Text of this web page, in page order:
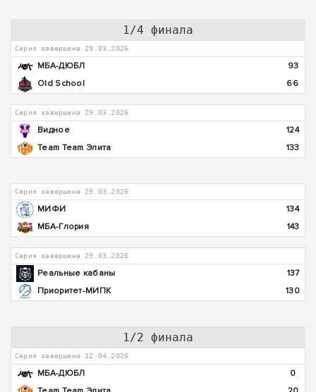
1/4 финала
Серия завершена 29.03.2026
МБА-ДЮБЛ
93
Old School
66
Серия завершена 29.03.2026
Видное
124
Team Team Элита
133
Серия завершена 29.03.2026
МИФИ
134
МБА-Глория
143
Серия завершена 29.03.2026
Реальные кабаны
137
Приоритет-МИПК
130
1/2 финала
Серия завершена 12.04.2026
МБА-ДЮБЛ
0